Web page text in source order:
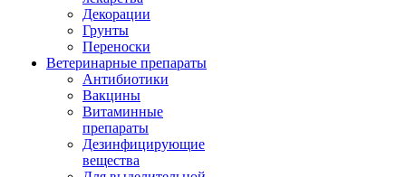
Декорации
Грунты
Переноски
Ветеринарные препараты
Антибиотики
Вакцины
Витаминные
препараты
Дезинфицирующие
вещества